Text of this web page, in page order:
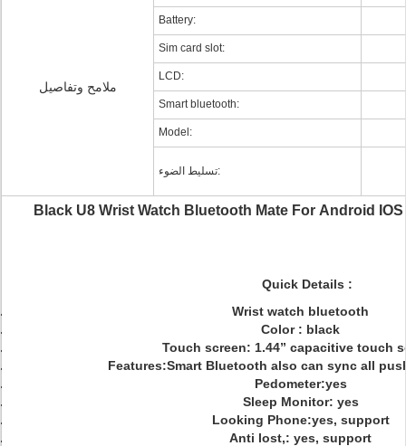
ملامح وتفاصيل
Battery:
Sim card slot:
LCD:
Smart bluetooth:
Model:
تسليط الضوء:
Black U8 Wrist Watch Bluetooth Mate For Android
Quick Details :
Wrist watch bluetooth
Color : black
Touch screen: 1.44” capacitive touch
Features:Smart Bluetooth also can sync all
Pedometer:yes
Sleep Monitor: yes
Looking Phone:yes, support
Anti lost,: yes, support